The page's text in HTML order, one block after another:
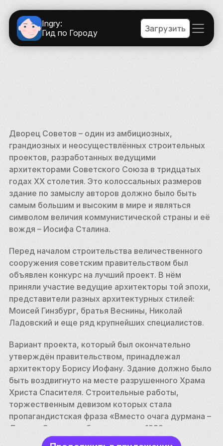
Ingry:
Гид по Городу
Загрузить
Дворец Советов – один из амбициозных,
грандиозных и неосуществлённых строительных
проектов, разработанных ведущими
архитекторами Советского Союза в тридцатых
годах XX столетия. Это колоссальных размеров
здание по замыслу авторов должно было быть
самым большим и высоким в мире и являться
символом величия коммунистической страны и её
вождя – Иосифа Сталина.
Перед началом строительства величественного
сооружения советским правительством был
объявлен конкурс на лучший проект. В нём
приняли участие ведущие архитекторы той эпохи,
представители разных архитектурных стилей:
Моисей Гинзбург, братья Веснины, Николай
Ладовский и еще ряд крупнейших специалистов.
Вариант проекта, который был окончательно
утверждён правительством, принадлежал
архитектору Борису Иофану. Здание должно было
быть воздвигнуто на месте разрушенного Храма
Христа Спасителя. Строительные работы,
торжественным девизом которых стала
пропагандистская фраза «Вместо очага дурмана –
Дворец Советов», были начаты в 1932 году.
Высота здания должна была составить 420